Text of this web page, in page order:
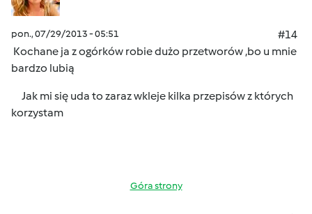
pon., 07/29/2013 - 05:51
#14
Kochane ja z ogórków robie dużo przetworów ,bo u mnie
bardzo lubią
Jak mi się uda to zaraz wkleje kilka przepisów z których
korzystam
Góra strony